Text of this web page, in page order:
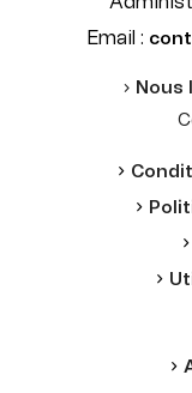
Email :
Nous